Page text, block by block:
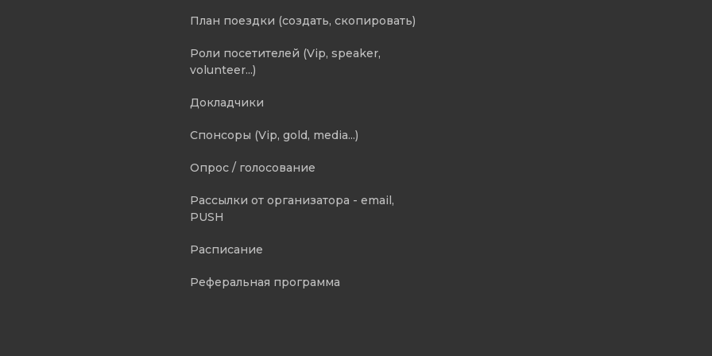
План поездки (создать, скопировать)
Роли посетителей (Vip, speaker,
volunteer...)
Докладчики
Спонсоры (Vip, gold, media...)
Опрос / голосование
Рассылки от организатора - email,
PUSH
Расписание
Реферальная программа